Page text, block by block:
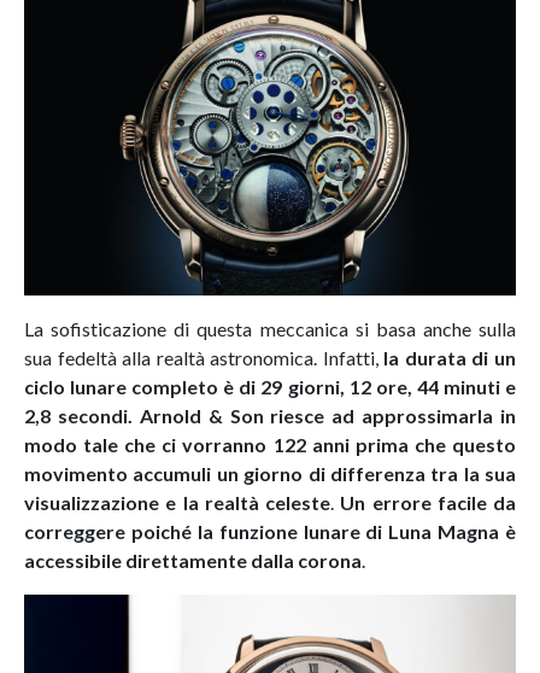
La sofisticazione di questa meccanica si basa anche sulla
sua fedeltà alla realtà astronomica. Infatti,la durata di un
ciclo lunare completo è di 29 giorni, 12 ore, 44 minuti e
2,8 secondi. Arnold & Son riesce ad approssimarla in
modo tale che ci vorranno 122 anni prima che questo
movimento accumuli un giorno di differenza tra la sua
visualizzazione e la realtà celeste. Un errore facile da
correggere poiché la funzione lunare di Luna Magna è
accessibile direttamente dalla corona.